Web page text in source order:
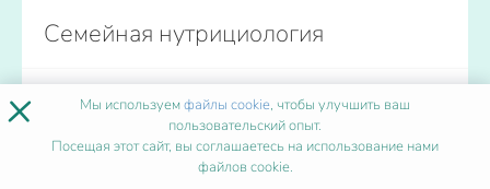
Семейная нутрициология
Форма обучения
Дистанционно
Количество часов
Начало обучения
Каждый день
× Мы используемфайлы cookie, чтобы улучшить ваш
пользовательский опыт.
Посещая этот сайт, вы соглашаетесь на использование нами
файлов cookie.